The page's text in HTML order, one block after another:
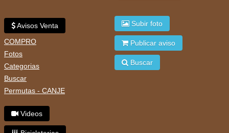
Avisos Venta
COMPRO
Fotos
Categorias
Buscar
Permutas - CANJE
Videos
Subir foto
Publicar aviso
Buscar